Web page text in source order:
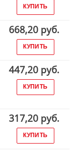
КУПИТЬ
668,20 руб.
КУПИТЬ
447,20 руб.
КУПИТЬ
317,20 руб.
КУПИТЬ